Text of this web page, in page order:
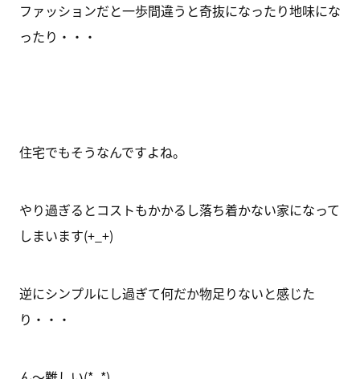
ファッションだと一歩間違うと奇抜になったり地味にな
ったり・・・
住宅でもそうなんですよね。
やり過ぎるとコストもかかるし落ち着かない家になって
しまいます(+_+)
逆にシンプルにし過ぎて何だか物足りないと感じた
り・・・